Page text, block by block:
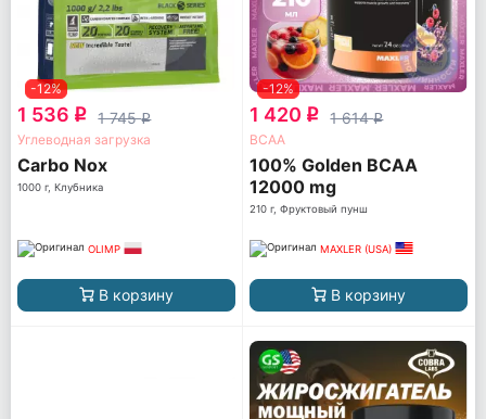
-12%
1 536 q 1 745q
Углеводная загрузка
Carbo Nox
1000 г, Клубника
OLIMP
В корзину
-12%
1 420 q 1 614q
ВСАА
100% Golden BCAA
12000 mg
210 г, Фруктовый пунш
MAXLER (USA)
В корзину